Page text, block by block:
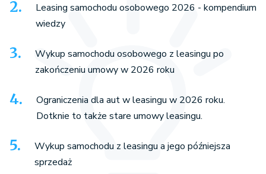
Leasing samochodu osobowego 2026 - kompendium
wiedzy
Wykup samochodu osobowego z leasingu po
zakończeniu umowy w 2026 roku
Ograniczenia dla aut w leasingu w 2026 roku.
Dotknie to także stare umowy leasingu.
Wykup samochodu z leasingu a jego późniejsza
sprzedaż